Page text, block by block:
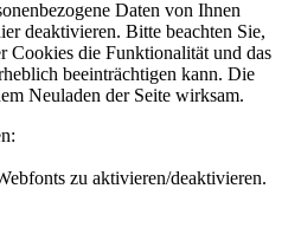
Daten von Ihnen
deaktivieren. Bitte beachten Sie,
Cookies die Funktionalität und das
beeinträchtigen kann. Die
Neuladen der Seite wirksam.
zu aktivieren/deaktivieren.